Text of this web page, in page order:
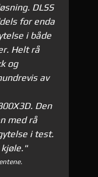
DLSS
for enda
i både
Helt rå
og
av
Den
med rå
i test.
kjøle."